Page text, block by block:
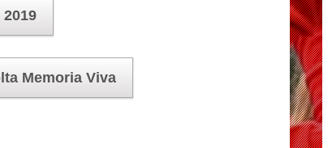
Memoria Viva